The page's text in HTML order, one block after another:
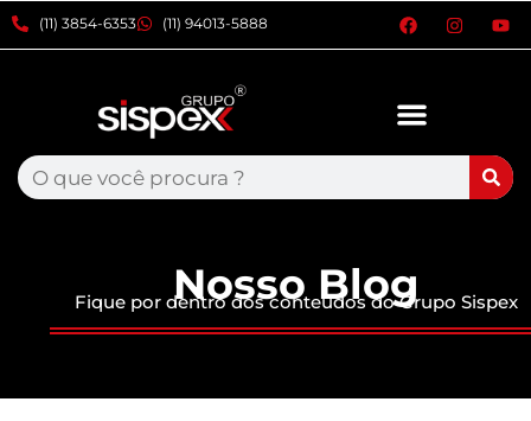
xxxx(11) 3854-6353 (11) 94013-5888
Nosso Blog
Fique por dentro dos conteúdos do Grupo Sispex